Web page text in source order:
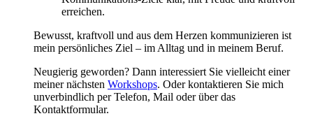
erreichen.
Bewusst, kraftvoll und aus dem Herzen kommunizieren ist
mein persönliches Ziel – im Alltag und in meinem Beruf.
Neugierig geworden? Dann interessiert Sie vielleicht einer
meiner nächsten Workshops. Oder kontaktieren Sie mich
unverbindlich per Telefon, Mail oder über das
Kontaktformular.